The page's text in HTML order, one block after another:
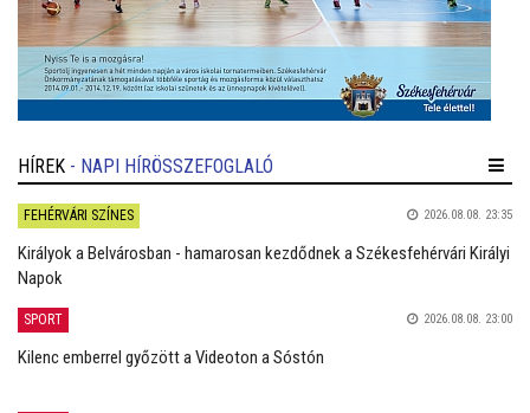
HÍREK - NAPI HÍRÖSSZEFOGLALÓ
FEHÉRVÁRI SZÍNES 2026.08.08. 23:35
Királyok a Belvárosban - hamarosan kezdődnek a Székesfehérvári Királyi
Napok
SPORT 2026.08.08. 23:00
Kilenc emberrel győzött a Videoton a Sóstón